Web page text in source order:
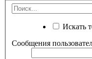
Искать
Сообщения